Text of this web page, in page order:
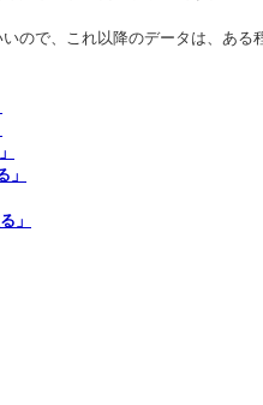
ので、これ以降のデータは、あ
」
」